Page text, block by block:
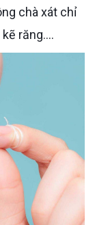
chà xát chỉ
răng….